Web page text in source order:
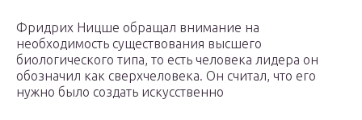
Фридрих Ницше обращал внимание на
необходимость существования высшего
биологического типа, то есть человека лидера он
обозначил как сверхчеловека. Он считал, что его
нужно было создать искусственно